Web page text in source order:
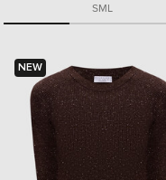
SML
NEW